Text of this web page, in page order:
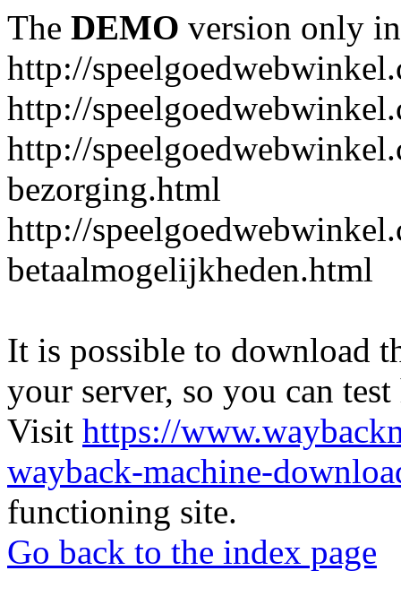
The DEMO version only
http://
http://
http://
bezorging.html
http://
betaalmogelijkheden.html
It is possible to download
your server, so you can
Visit https://
wayback-machine-
functioning site.
Go back to the index page